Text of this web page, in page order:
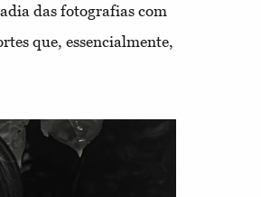
das fotografias com
que, essencialmente,